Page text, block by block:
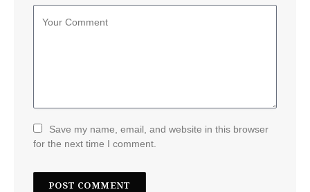
Save my name, email, and website in this browser
for the next time I comment.